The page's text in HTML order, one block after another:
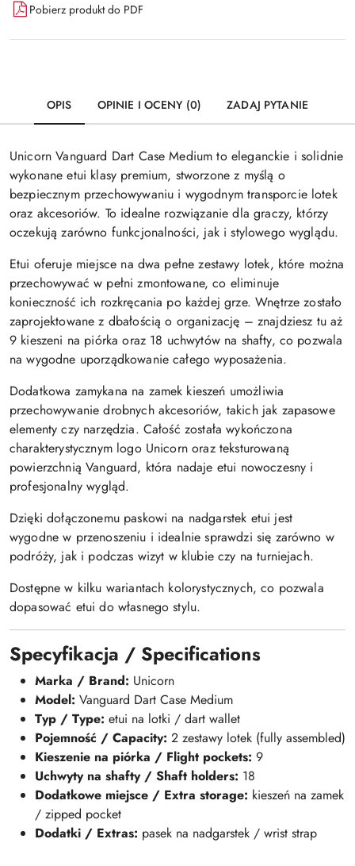
Pobierz produkt do PDF
OPIS OPINIE I OCENY (0) ZADAJ PYTANIE
Unicorn Vanguard Dart Case Medium to eleganckie i solidnie
wykonane etui klasy premium, stworzone z myślą o
bezpiecznym przechowywaniu i wygodnym transporcie lotek
oraz akcesoriów. To idealne rozwiązanie dla graczy, którzy
oczekują zarówno funkcjonalności, jak i stylowego wyglądu.
Etui oferuje miejsce na dwa pełne zestawy lotek, które można
przechowywać w pełni zmontowane, co eliminuje
konieczność ich rozkręcania po każdej grze. Wnętrze zostało
zaprojektowane z dbałością o organizację – znajdziesz tu aż
9 kieszeni na piórka oraz 18 uchwytów na shafty, co pozwala
na wygodne uporządkowanie całego wyposażenia.
Dodatkowa zamykana na zamek kieszeń umożliwia
przechowywanie drobnych akcesoriów, takich jak zapasowe
elementy czy narzędzia. Całość została wykończona
charakterystycznym logo Unicorn oraz teksturowaną
powierzchnią Vanguard, która nadaje etui nowoczesny i
profesjonalny wygląd.
Dzięki dołączonemu paskowi na nadgarstek etui jest
wygodne w przenoszeniu i idealnie sprawdzi się zarówno w
podróży, jak i podczas wizyt w klubie czy na turniejach.
Dostępne w kilku wariantach kolorystycznych, co pozwala
dopasować etui do własnego stylu.
Specyfikacja / Specifications
Marka / Brand: Unicorn
Model: Vanguard Dart Case Medium
Typ / Type: etui na lotki / dart wallet
Pojemność / Capacity: 2 zestawy lotek (fully assembled)
Kieszenie na piórka / Flight pockets: 9
Uchwyty na shafty / Shaft holders: 18
Dodatkowe miejsce / Extra storage: kieszeń na zamek
/ zipped pocket
Dodatki / Extras: pasek na nadgarstek / wrist strap